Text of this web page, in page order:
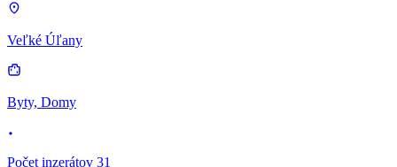
Veľké Úľany
Byty, Domy
Počet inzerátov 31